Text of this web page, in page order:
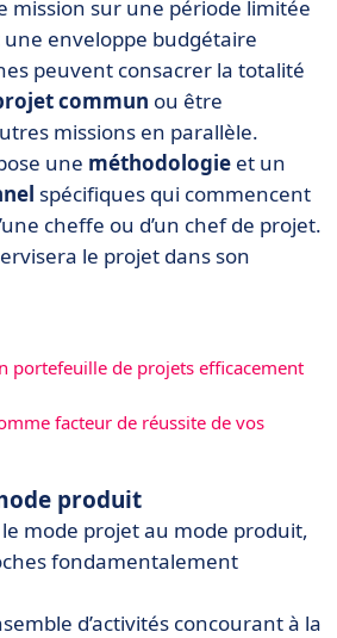
mission sur une période limitée
une enveloppe budgétaire
peuvent consacrer la totalité
commun ou être
missions en parallèle.
une méthodologie et un
spécifiques qui commencent
cheffe ou d’un chef de projet.
le projet dans son
portefeuille de projets efficacement
facteur de réussite de vos
produit
mode projet au mode produit,
fondamentalement
d’activités concourant à la